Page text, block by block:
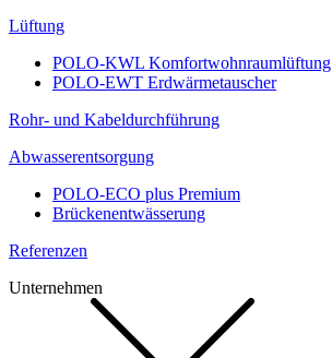
Lüftung
POLO-KWL Komfortwohnraumlüftung
POLO-EWT Erdwärmetauscher
Rohr- und Kabeldurchführung
Abwasserentsorgung
POLO-ECO plus Premium
Brückenentwässerung
Referenzen
Unternehmen